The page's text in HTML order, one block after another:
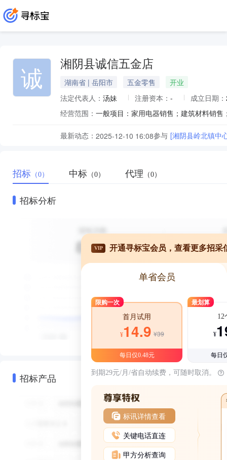
诚 湘阴县诚信五金店
湖南省 | 岳阳市 五金零售
开业
法定代表人： 汤妹 注册资本： - 成立日期：
经营范围：
最新动态： 2025-12-10 16:08参与 [湘阴县岭北镇中
招标 （0） 中标 （0） 代理 （0）
招标分析
招标产品
VIP 开通寻标宝会员，查看更多招采
单省会员
限购一次
首月试用
¥14.9 ¥39
每日仅0.48元
最划算
12
¥
每日
到期29元/月/省自动续费，可随时取消。
标讯详情查看
关键电话直连
甲方分析查询